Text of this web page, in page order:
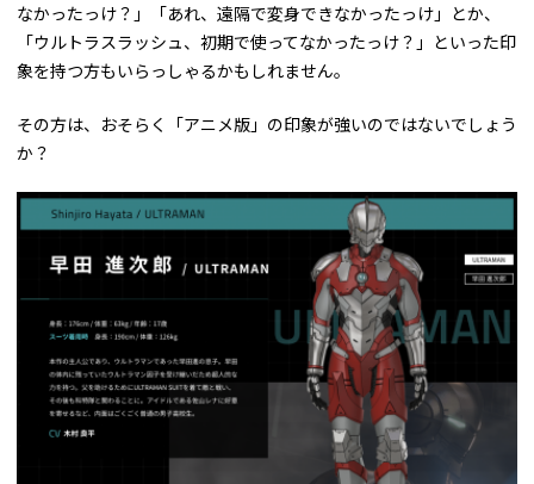
なかったっけ？」「あれ、遠隔で変身できなかったっけ」とか、
「ウルトラスラッシュ、初期で使ってなかったっけ？」といった印
象を持つ方もいらっしゃるかもしれません。
その方は、おそらく「アニメ版」の印象が強いのではないでしょう
か？